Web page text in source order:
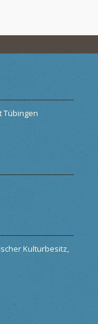
Tübingen
Kulturbesitz,